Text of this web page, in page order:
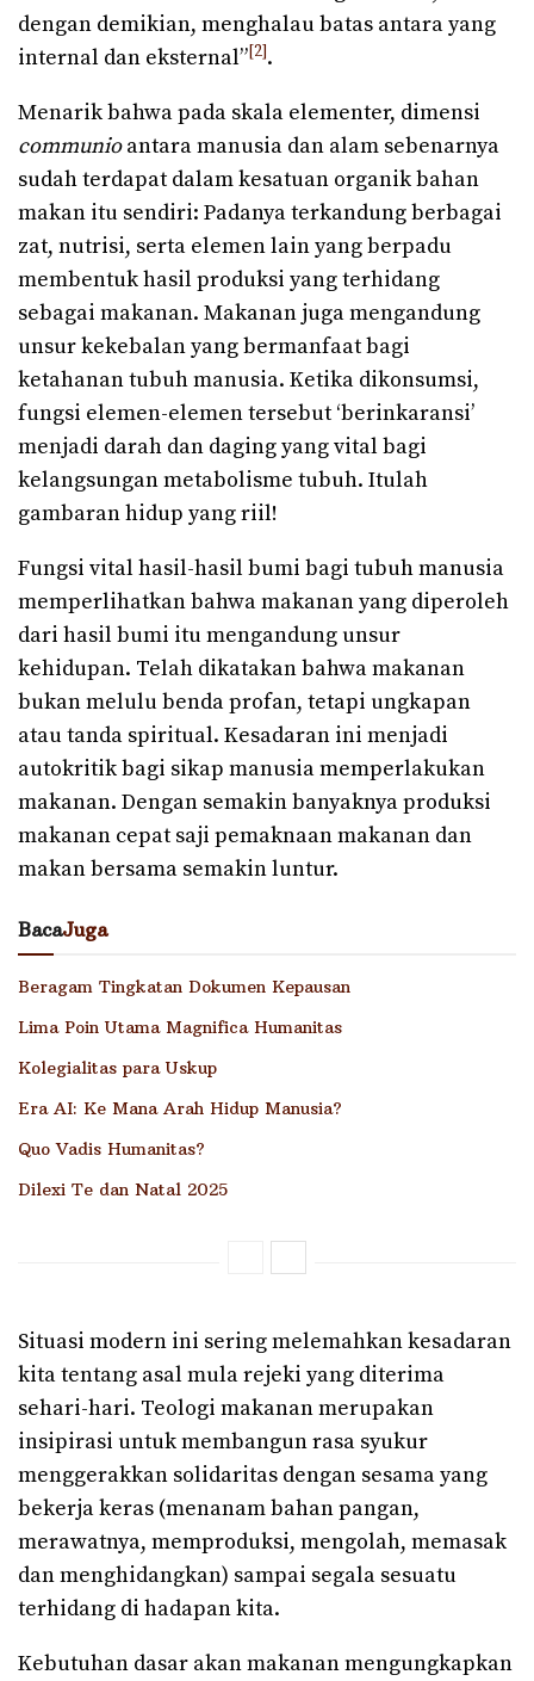
dengan demikian, menghalau batas antara yang
internal dan eksternal”[2].
Menarik bahwa pada skala elementer, dimensi
communioantara manusia dan alam sebenarnya
sudah terdapat dalam kesatuan organik bahan
makan itu sendiri: Padanya terkandung berbagai
zat, nutrisi, serta elemen lain yang berpadu
membentuk hasil produksi yang terhidang
sebagai makanan. Makanan juga mengandung
unsur kekebalan yang bermanfaat bagi
ketahanan tubuh manusia. Ketika dikonsumsi,
fungsi elemen-elemen tersebut ‘berinkaransi’
menjadi darah dan daging yang vital bagi
kelangsungan metabolisme tubuh. Itulah
gambaran hidup yang riil!
Fungsi vital hasil-hasil bumi bagi tubuh manusia
memperlihatkan bahwa makanan yang diperoleh
dari hasil bumi itu mengandung unsur
kehidupan. Telah dikatakan bahwa makanan
bukan melulu benda profan, tetapi ungkapan
atau tanda spiritual. Kesadaran ini menjadi
autokritik bagi sikap manusia memperlakukan
makanan. Dengan semakin banyaknya produksi
makanan cepat saji pemaknaan makanan dan
makan bersama semakin luntur.
BacaJuga
Beragam Tingkatan Dokumen Kepausan
Lima Poin Utama Magnifica Humanitas
Kolegialitas para Uskup
Era AI: Ke Mana Arah Hidup Manusia?
Quo Vadis Humanitas?
Dilexi Te dan Natal 2025
Situasi modern ini sering melemahkan kesadaran
kita tentang asal mula rejeki yang diterima
sehari-hari. Teologi makanan merupakan
insipirasi untuk membangun rasa syukur
menggerakkan solidaritas dengan sesama yang
bekerja keras (menanam bahan pangan,
merawatnya, memproduksi, mengolah, memasak
dan menghidangkan) sampai segala sesuatu
terhidang di hadapan kita.
Kebutuhan dasar akan makanan mengungkapkan